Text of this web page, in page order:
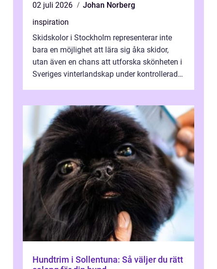
02 juli 2026
Johan Norberg
inspiration
Skidskolor i Stockholm representerar inte
bara en möjlighet att lära sig åka skidor,
utan även en chans att utforska skönheten i
Sveriges vinterlandskap under kontrollerade
Hundtrim i Sollentuna: Så väljer du rätt